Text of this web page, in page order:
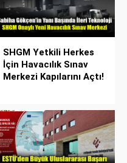
SHGM Yetkili Herkes
İçin Havacılık Sınav
Merkezi Kapılarını Açtı!